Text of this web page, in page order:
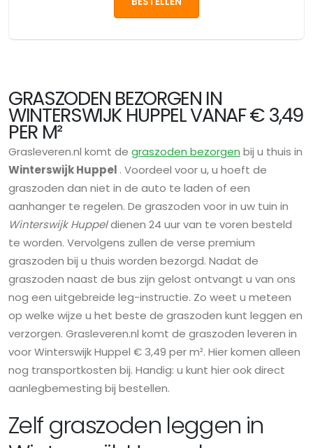
GRASZODEN BEZORGEN IN
WINTERSWIJK HUPPEL VANAF € 3,49
PER M²
Grasleveren.nl komt de graszoden bezorgen bij u thuis in
Winterswijk Huppel . Voordeel voor u, u hoeft de
graszoden dan niet in de auto te laden of een
aanhanger te regelen. De graszoden voor in uw tuin in
Winterswijk Huppeldienen 24 uur van te voren besteld
te worden. Vervolgens zullen de verse premium
graszoden bij u thuis worden bezorgd. Nadat de
graszoden naast de bus zijn gelost ontvangt u van ons
nog een uitgebreide leg-instructie. Zo weet u meteen
op welke wijze u het beste de graszoden kunt leggen en
verzorgen. Grasleveren.nl komt de graszoden leveren in
voor Winterswijk Huppel € 3,49 per m². Hier komen alleen
nog transportkosten bij. Handig: u kunt hier ook direct
aanlegbemesting bij bestellen.
Zelf graszoden leggen in